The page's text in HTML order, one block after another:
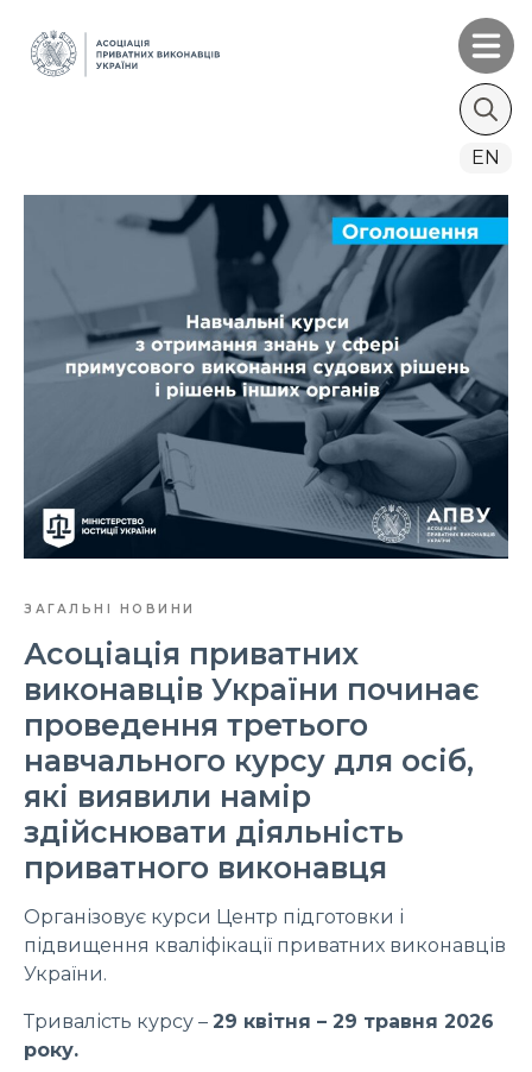
Search
EN
ЗАГАЛЬНІ НОВИНИ
Асоціація приватних
виконавців України починає
проведення третього
навчального курсу для осіб,
які виявили намір
здійснювати діяльність
приватного виконавця
Організовує курси Центр підготовки і
підвищення кваліфікації приватних виконавців
України.
Тривалість курсу – 29 квітня – 29 травня 2026
року.